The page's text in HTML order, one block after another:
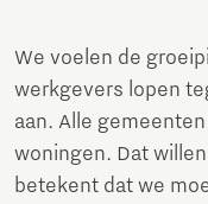
We voelen de
werkgevers lopen
aan. Alle
woningen. Dat
betekent dat we